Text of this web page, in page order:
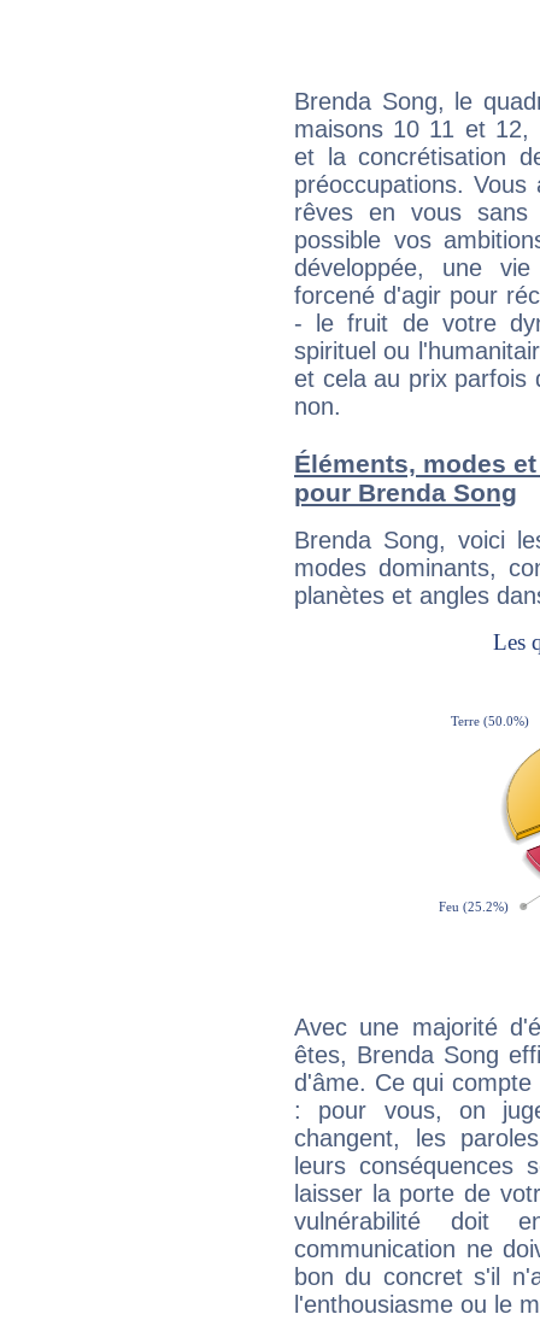
Brenda Song, le
maisons 10 11 et 12,
et la concrétisation
préoccupations.
rêves en vous sans
possible vos
développée, une
forcené d'agir pour
- le fruit de votre
spirituel ou
et cela au prix parfois
non.
Éléments, modes
pour Brenda Song
Brenda Song, voici
modes dominants,
planètes et angles
Avec une majorité
êtes, Brenda Song
d'âme. Ce qui
: pour vous, on
changent, les
leurs conséquences
laisser la porte de
vulnérabilité doit
communication ne
bon du concret s'il
l'enthousiasme ou le